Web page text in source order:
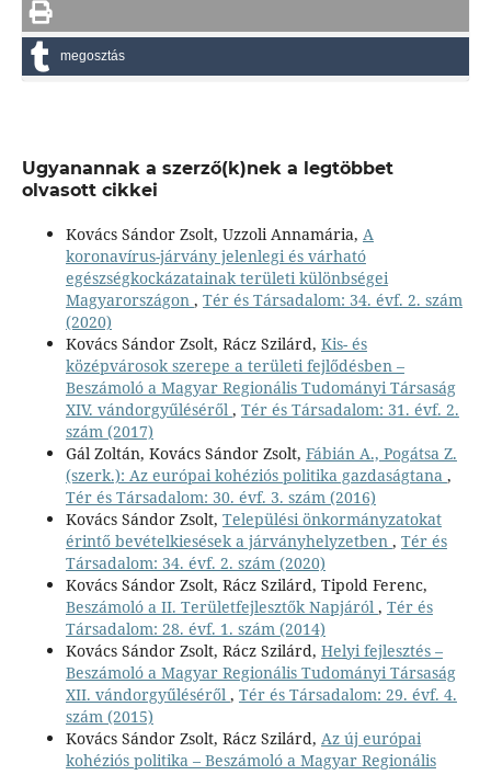
megosztás
Ugyanannak a szerző(k)nek a legtöbbet
olvasott cikkei
Kovács Sándor Zsolt, Uzzoli Annamária, A
koronavírus-járvány jelenlegi és várható
egészségkockázatainak területi különbségei
Magyarországon , Tér és Társadalom: 34. évf. 2. szám
(2020)
Kovács Sándor Zsolt, Rácz Szilárd, Kis- és
középvárosok szerepe a területi fejlődésben –
Beszámoló a Magyar Regionális Tudományi Társaság
XIV. vándorgyűléséről , Tér és Társadalom: 31. évf. 2.
szám (2017)
Gál Zoltán, Kovács Sándor Zsolt, Fábián A., Pogátsa Z.
(szerk.): Az európai kohéziós politika gazdaságtana ,
Tér és Társadalom: 30. évf. 3. szám (2016)
Kovács Sándor Zsolt, Települési önkormányzatokat
érintő bevételkiesések a járványhelyzetben , Tér és
Társadalom: 34. évf. 2. szám (2020)
Kovács Sándor Zsolt, Rácz Szilárd, Tipold Ferenc,
Beszámoló a II. Területfejlesztők Napjáról , Tér és
Társadalom: 28. évf. 1. szám (2014)
Kovács Sándor Zsolt, Rácz Szilárd, Helyi fejlesztés –
Beszámoló a Magyar Regionális Tudományi Társaság
XII. vándorgyűléséről , Tér és Társadalom: 29. évf. 4.
szám (2015)
Kovács Sándor Zsolt, Rácz Szilárd, Az új európai
kohéziós politika – Beszámoló a Magyar Regionális